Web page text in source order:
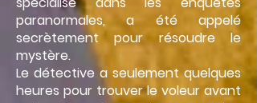
paranormales, a été appelé
secrètement pour résoudre le
mystère.
Le détective a seulement quelques
heures pour trouver le voleur avant